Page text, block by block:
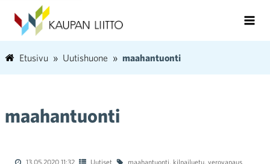
Etusivu Uutishuone maahantuonti
maahantuonti
13.05.2020 11:32 Uutiset maahantuonti, kilpailuetu, verovapaus